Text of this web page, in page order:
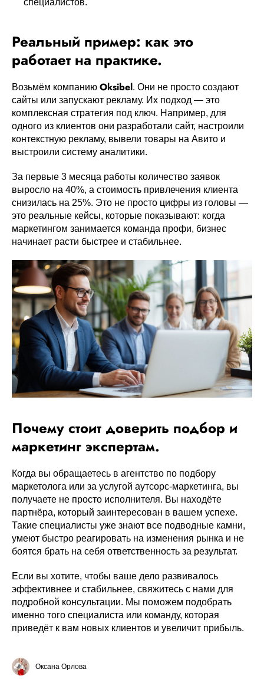
специалистов.
Реальный пример: как это
работает на практике.
Возьмём компанию Oksibel. Они не просто создают
сайты или запускают рекламу. Их подход — это
комплексная стратегия под ключ. Например, для
одного из клиентов они разработали сайт, настроили
контекстную рекламу, вывели товары на Авито и
выстроили систему аналитики.
За первые 3 месяца работы количество заявок
выросло на 40%, а стоимость привлечения клиента
снизилась на 25%. Это не просто цифры из головы —
это реальные кейсы, которые показывают: когда
маркетингом занимается команда профи, бизнес
начинает расти быстрее и стабильнее.
Почему стоит доверить подбор и
маркетинг экспертам.
Когда вы обращаетесь в агентство по подбору
маркетолога или за услугой аутсорс-маркетинга, вы
получаете не просто исполнителя. Вы находёте
партнёра, который заинтересован в вашем успехе.
Такие специалисты уже знают все подводные камни,
умеют быстро реагировать на изменения рынка и не
боятся брать на себя ответственность за результат.
Если вы хотите, чтобы ваше дело развивалось
эффективнее и стабильнее, свяжитесь с нами для
подробной консультации. Мы поможем подобрать
именно того специалиста или команду, которая
приведёт к вам новых клиентов и увеличит прибыль.
Оксана Орлова